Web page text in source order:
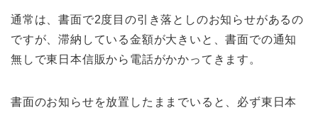
通常は、書面で2度目の引き落としのお知らせがあるの
ですが、滞納している金額が大きいと、書面での通知
無しで東日本信販から電話がかかってきます。
書面のお知らせを放置したままでいると、必ず東日本